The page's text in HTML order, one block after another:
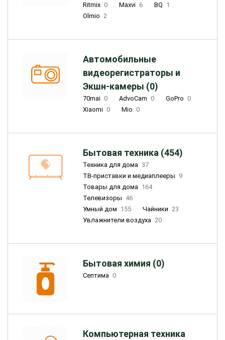
Ritmix 0 Maxvi 6 BQ 1
Olmio 2
Автомобильные
видеорегистраторы и
Экшн-камеры (0)
70mai 0 AdvoCam 0 GoPro 0
Xiaomi 0 Mio 0
Бытовая техника (454)
Техника для дома 37
ТВ-приставки и медиаплееры 9
Товары для дома 164
Телевизоры 46
Умный дом 155 Чайники 23
Увлажнители воздуха 20
Бытовая химия (0)
Септима 0
Компьютерная техника